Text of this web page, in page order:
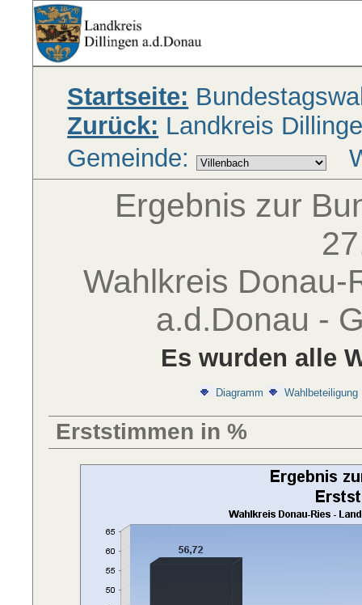
Startseite:
Zurück: Landkreis
Gemeinde:
Ergebnis zur
Wahlkreis Donau-
a.d.Donau -
Es wurden alle
Diagramm Wahlbeteiligung
Erststimmen in %